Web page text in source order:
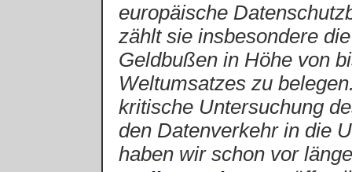
europäische
zählt sie insbesondere
Geldbußen in Höhe von
Weltumsatzes zu
kritische Untersuchung
den Datenverkehr in die
haben wir schon vor